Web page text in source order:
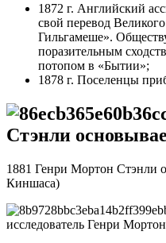
1872 г. Английский
свой перевод
Гильгамеше».
поразительным
потопом в «Бытии»;
1878 г. Поселенцы
Стэнли
1881 Генри Мортон Стэнли
Киншаса)
исследователь Генри